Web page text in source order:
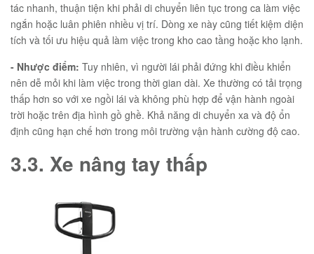
tác nhanh, thuận tiện khi phải di chuyển liên tục trong ca làm việc
ngắn hoặc luân phiên nhiều vị trí. Dòng xe này cũng tiết kiệm diện
tích và tối ưu hiệu quả làm việc trong kho cao tầng hoặc kho lạnh.
- Nhược điểm: Tuy nhiên, vì người lái phải đứng khi điều khiển
nên dễ mỏi khi làm việc trong thời gian dài. Xe thường có tải trọng
thấp hơn so với xe ngồi lái và không phù hợp để vận hành ngoài
trời hoặc trên địa hình gồ ghề. Khả năng di chuyển xa và độ ổn
định cũng hạn chế hơn trong môi trường vận hành cường độ cao.
3.3. Xe nâng tay thấp